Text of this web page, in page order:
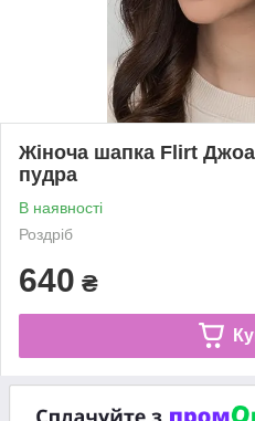
Жіноча шапка Flirt
пудра
В наявності
Роздріб
640 ₴